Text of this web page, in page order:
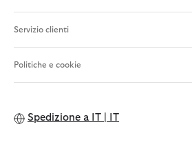
Servizio clienti
Politiche e cookie
Spedizione a IT | IT